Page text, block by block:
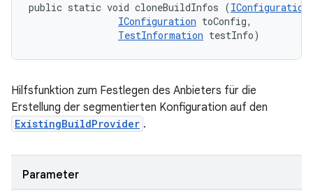
public static void cloneBuildInfos (IConfiguration
IConfiguration toConfig,
TestInformation testInfo)
Hilfsfunktion zum Festlegen des Anbieters für die
Erstellung der segmentierten Konfiguration auf den
ExistingBuildProvider .
Parameter